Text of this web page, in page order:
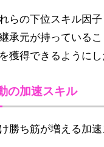
らの下位スキル因
承元が持っている
獲得できるように
の加速スキル
勝ち筋が増える加